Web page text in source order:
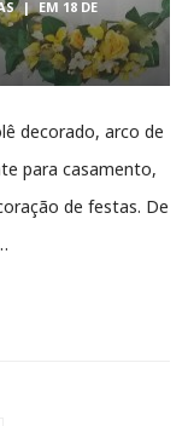
| EM 18 DE
decorado, arco de
para casamento,
de festas. De